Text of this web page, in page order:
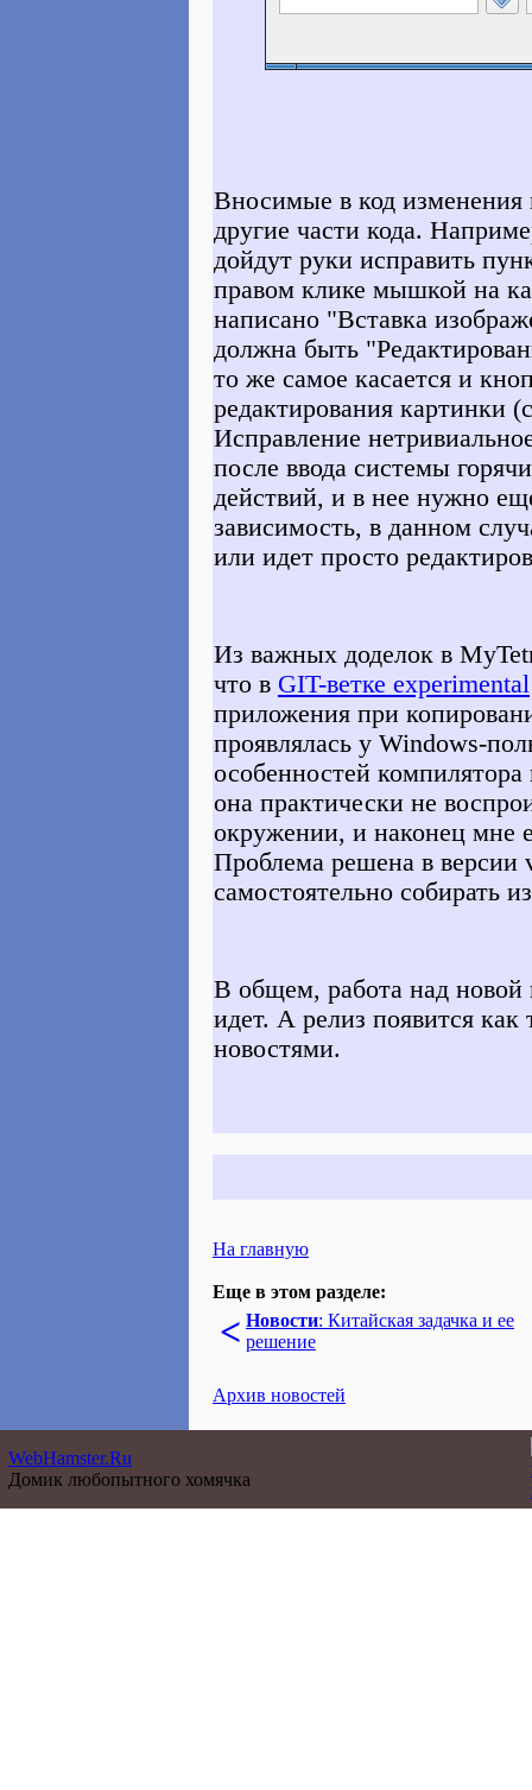
Вносимые в код изменения
другие части кода.
дойдут руки исправить
правом клике мышкой на
написано "Вставка
должна быть
то же самое касается и
редактирования картинки
Исправление
после ввода системы
действий, и в нее нужно
зависимость, в данном
или идет просто
Из важных доделок в
что в GIT-ветке experimental
приложения при
проявлялась у Windows-
особенностей
она практически не
окружении, и наконец мне
Проблема решена в версии
самостоятельно собирать
В общем, работа над новой
идет. А релиз появится как
новостями.
На главную
Еще в этом разделе:
< Новости: Китайская задачка и ее
решение
Архив новостей
WebHamster.Ru
Домик любопытного хомячка